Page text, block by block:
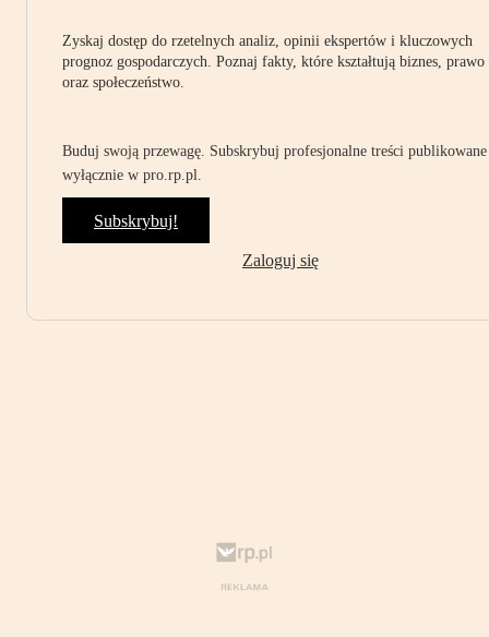
Zyskaj dostęp do rzetelnych analiz, opinii ekspertów i kluczowych
prognoz gospodarczych. Poznaj fakty, które kształtują biznes, prawo
oraz społeczeństwo.
Buduj swoją przewagę. Subskrybuj profesjonalne treści publikowane
wyłącznie w pro.rp.pl.
Subskrybuj!
Zaloguj się